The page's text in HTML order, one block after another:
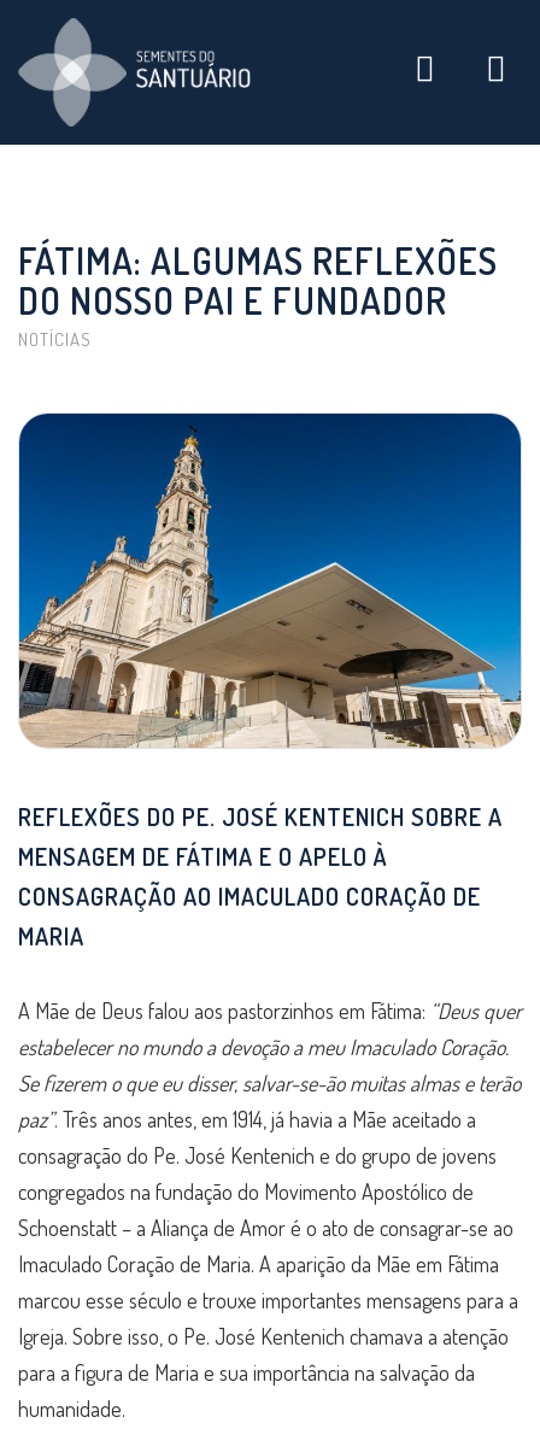
FÁTIMA: ALGUMAS REFLEXÕES
DO NOSSO PAI E FUNDADOR
NOTÍCIAS
REFLEXÕES DO PE. JOSÉ KENTENICH SOBRE A
MENSAGEM DE FÁTIMA E O APELO À
CONSAGRAÇÃO AO IMACULADO CORAÇÃO DE
MARIA
A Mãe de Deus falou aos pastorzinhos em Fátima: “Deus quer
estabelecer no mundo a devoção a meu Imaculado Coração.
Se fizerem o que eu disser, salvar-se-ão muitas almas e terão
paz”. Três anos antes, em 1914, já havia a Mãe aceitado a
consagração do Pe. José Kentenich e do grupo de jovens
congregados na fundação do Movimento Apostólico de
Schoenstatt – a Aliança de Amor é o ato de consagrar-se ao
Imaculado Coração de Maria. A aparição da Mãe em Fátima
marcou esse século e trouxe importantes mensagens para a
Igreja. Sobre isso, o Pe. José Kentenich chamava a atenção
para a figura de Maria e sua importância na salvação da
humanidade.